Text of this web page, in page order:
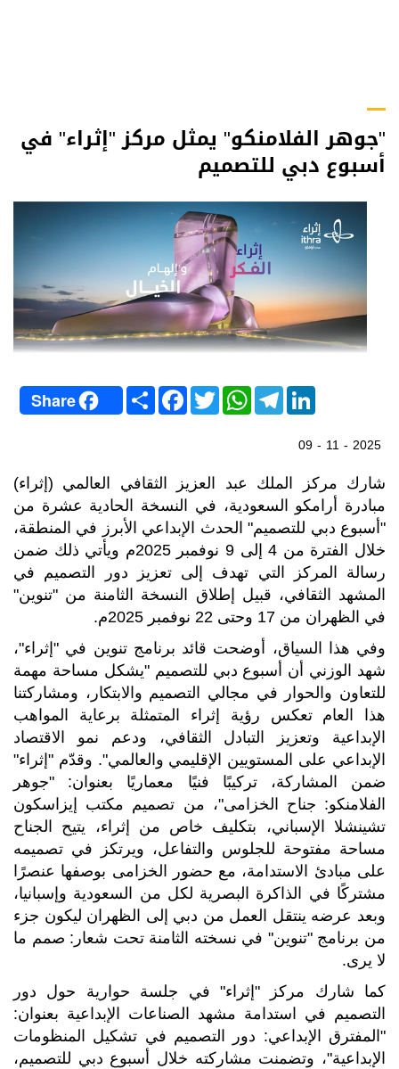
"جوهر الفلامنكو" يمثل مركز "إثراء" في
أسبوع دبي للتصميم
Share S
h
a
F
a
c
o
k
T
w
i
W
h
a
p
p
T
e
l
a
m
L
i
n
k
e
I
n
09 - 11 - 2025
شارك مركز الملك عبد العزيز الثقافي العالمي (إثراء)
مبادرة أرامكو السعودية، في النسخة الحادية عشرة من
"أسبوع دبي للتصميم" الحدث الإبداعي الأبرز في المنطقة،
خلال الفترة من 4 إلى 9 نوفمبر 2025م ويأتي ذلك ضمن
رسالة المركز التي تهدف إلى تعزيز دور التصميم في
المشهد الثقافي، قبيل إطلاق النسخة الثامنة من "تنوين"
في الظهران من 17 وحتى 22 نوفمبر 2025م
.
وفي هذا السياق، أوضحت قائد برنامج تنوين في "إثراء"،
شهد الوزني أن أسبوع دبي للتصميم "يشكل مساحة مهمة
للتعاون والحوار في مجالي التصميم والابتكار، ومشاركتنا
هذا العام تعكس رؤية إثراء المتمثلة برعاية المواهب
الإبداعية وتعزيز التبادل الثقافي، ودعم نمو الاقتصاد
الإبداعي على المستويين الإقليمي والعالمي". وقدّم "إثراء"
ضمن المشاركة، تركيبًا فنيًا معماريًا بعنوان: "جوهر
الفلامنكو: جناح الخزامى"، من تصميم مكتب إيزاسكون
تشينشلا الإسباني، بتكليف خاص من إثراء، يتيح الجناح
مساحة مفتوحة للجلوس والتفاعل، ويرتكز في تصميمه
على مبادئ الاستدامة، مع حضور الخزامى بوصفها عنصرًا
مشتركًا في الذاكرة البصرية لكل من السعودية وإسبانيا،
وبعد عرضه ينتقل العمل من دبي إلى الظهران ليكون جزء
من برنامج "تنوين" في نسخته الثامنة تحت شعار: صمم ما
لا يرى.
كما شارك مركز "إثراء" في جلسة حوارية حول دور
التصميم في استدامة مشهد الصناعات الإبداعية بعنوان:
"المفترق الإبداعي: دور التصميم في تشكيل المنظومات
الإبداعية"، وتضمنت مشاركته خلال أسبوع دبي للتصميم،